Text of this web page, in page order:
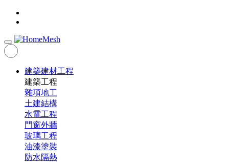
建築建材工程
建築工程
雜項地工
土建結構
水電工程
門窗外牆
玻璃工程
油漆塗裝
防水隔熱